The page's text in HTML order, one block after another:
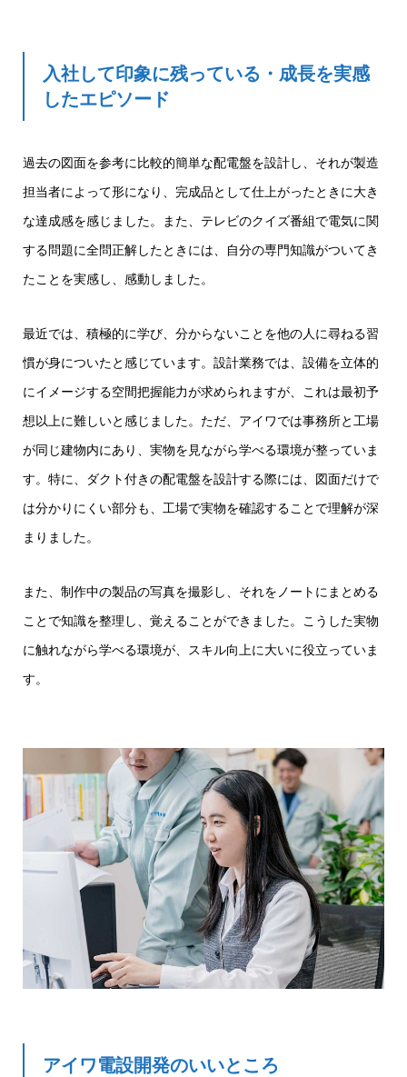
入社して印象に残っている・成長を実感
したエピソード
過去の図面を参考に比較的簡単な配電盤を設計し、それが製造
担当者によって形になり、完成品として仕上がったときに大き
な達成感を感じました。また、テレビのクイズ番組で電気に関
する問題に全問正解したときには、自分の専門知識がついてき
たことを実感し、感動しました。
最近では、積極的に学び、分からないことを他の人に尋ねる習
慣が身についたと感じています。設計業務では、設備を立体的
にイメージする空間把握能力が求められますが、これは最初予
想以上に難しいと感じました。ただ、アイワでは事務所と工場
が同じ建物内にあり、実物を見ながら学べる環境が整っていま
す。特に、ダクト付きの配電盤を設計する際には、図面だけで
は分かりにくい部分も、工場で実物を確認することで理解が深
まりました。
また、制作中の製品の写真を撮影し、それをノートにまとめる
ことで知識を整理し、覚えることができました。こうした実物
に触れながら学べる環境が、スキル向上に大いに役立っていま
す。
アイワ電設開発のいいところ